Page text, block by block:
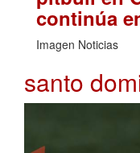
continúa
Imagen Noticias
santo